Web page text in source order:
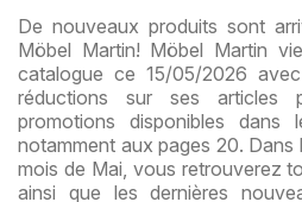
De nouveaux produits sont
Möbel Martin! Möbel Martin
catalogue ce 15/05/2026
réductions sur ses articles
promotions disponibles dans
notamment aux pages 20.
mois de Mai, vous retrouverez
ainsi que les dernières